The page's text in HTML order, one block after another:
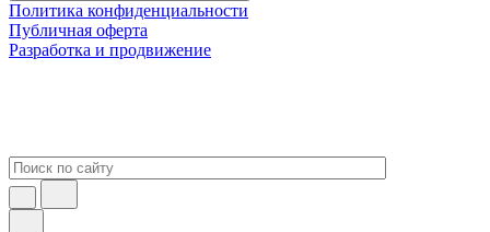
Политика конфиденциальности
Публичная оферта
Разработка и продвижение